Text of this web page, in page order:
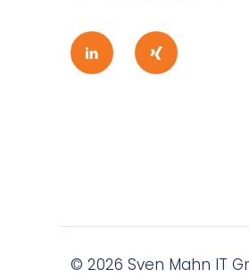
© 2026 Sven Mahn IT